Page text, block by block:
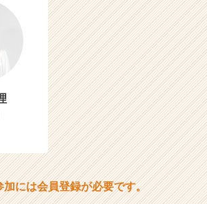
加には会員登録が必要です。